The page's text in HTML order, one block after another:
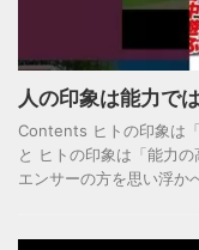
人の印象は能力で
Contents ヒトの印象は
と ヒトの印象は「能力
エンサーの方を思い浮か